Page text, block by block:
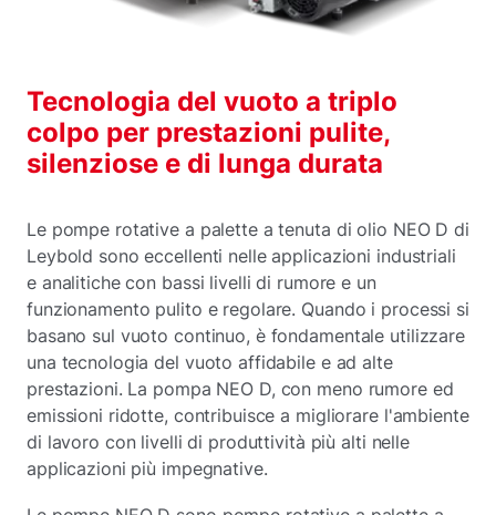
Tecnologia del vuoto a triplo
colpo per prestazioni pulite,
silenziose e di lunga durata
Le pompe rotative a palette a tenuta di olio NEO D di
Leybold sono eccellenti nelle applicazioni industriali
e analitiche con bassi livelli di rumore e un
funzionamento pulito e regolare. Quando i processi si
basano sul vuoto continuo, è fondamentale utilizzare
una tecnologia del vuoto affidabile e ad alte
prestazioni. La pompa NEO D, con meno rumore ed
emissioni ridotte, contribuisce a migliorare l'ambiente
di lavoro con livelli di produttività più alti nelle
applicazioni più impegnative.